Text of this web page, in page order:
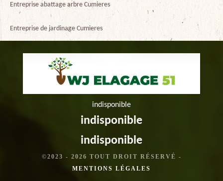
Entreprise abattage arbre Cumieres
Entreprise de jardinage Cumieres
indisponible
indisponible
indisponible
©2023 - 2026 TOUT DROIT RÉSERVÉ -
MENTIONS LÉGALES